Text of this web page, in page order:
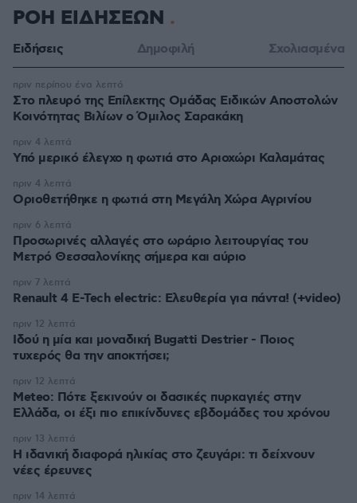
ΡΟΗ ΕΙΔΗΣΕΩΝ
Ειδήσεις Δημοφιλή Σχολιασμένα
Στο πλευρό της Επίλεκτης Ομάδας Ειδικών Αποστολών
Κοινότητας Βιλίων ο Όμιλος Σαρακάκη
πριν περίπου ένα λεπτό
Υπό μερικό έλεγχο η φωτιά στο Αριοχώρι Καλαμάτας
πριν 4 λεπτά
Οριοθετήθηκε η φωτιά στη Μεγάλη Χώρα Αγρινίου
πριν 4 λεπτά
Προσωρινές αλλαγές στο ωράριο λειτουργίας του
Μετρό Θεσσαλονίκης σήμερα και αύριο
πριν 6 λεπτά
Renault 4 E-Tech electric: Ελευθερία για πάντα! (+video)
πριν 7 λεπτά
Ιδού η μία και μοναδική Bugatti Destrier - Ποιος
τυχερός θα την αποκτήσει;
πριν 12 λεπτά
Meteo: Πότε ξεκινούν οι δασικές πυρκαγιές στην
Ελλάδα, οι έξι πιο επικίνδυνες εβδομάδες του χρόνου
πριν 12 λεπτά
Η ιδανική διαφορά ηλικίας στο ζευγάρι: τι δείχνουν
νέες έρευνες
πριν 13 λεπτά
πριν 14 λεπτά